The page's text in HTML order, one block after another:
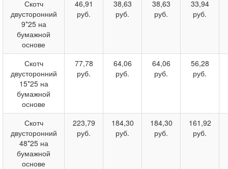
Скотч
двусторонний
9*25 на
бумажной
основе
46,91
руб.
38,63
руб.
38,63
руб.
33,94
руб.
Скотч
двусторонний
15*25 на
бумажной
основе
77,78
руб.
64,06
руб.
64,06
руб.
56,28
руб.
Скотч
двусторонний
48*25 на
бумажной
основе
223,79
руб.
184,30
руб.
184,30
руб.
161,92
руб.